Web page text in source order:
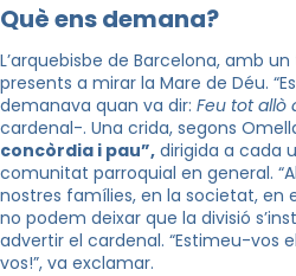
Què ens demana?
L’arquebisbe de Barcelona, amb
presents a mirar la Mare de Déu.
demanava quan va dir: Feu tot allò
cardenal-. Una crida, segons
concòrdia i pau”, dirigida a cada
comunitat parroquial en general.
nostres famílies, en la societat, en
no podem deixar que la divisió
advertir el cardenal. “Estimeu-vos
vos!”, va exclamar.